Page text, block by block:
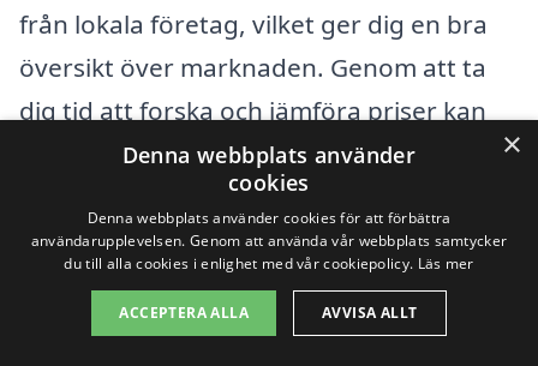
från lokala företag, vilket ger dig en bra
översikt över marknaden. Genom att ta
dig tid att forska och jämföra priser kan
du säkerställa att du får ett rättvist och
konkurrenskraftigt erbjudande för din
investering i solenergi.
Få 3 erbjudanden, gratis och utan
×
Denna webbplats använder
cookies
Denna webbplats använder cookies för att förbättra
användarupplevelsen. Genom att använda vår webbplats samtycker
du till alla cookies i enlighet med vår cookiepolicy. Läs mer
ACCEPTERA ALLA AVVISA ALLT